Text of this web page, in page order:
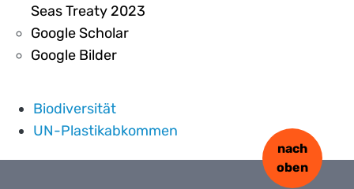
Seas Treaty 2023
Google Scholar
Google Bilder
Biodiversität
UN-Plastikabkommen
nach
oben